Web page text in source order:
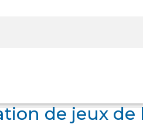
sur le site
de jeux